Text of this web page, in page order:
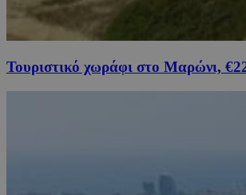
Τουριστικό χωράφι στο Μαρώνι,